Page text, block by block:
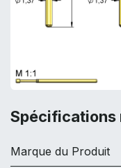
Spécifications
Marque du Produit